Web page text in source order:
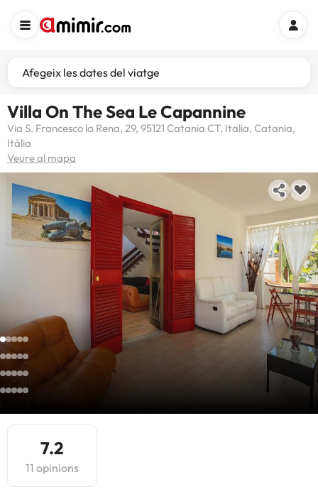
Afegeix les dates del viatge
Villa On The Sea Le Capannine
Via S. Francesco la Rena, 29, 95121 Catania CT, Italia, Catania,
Itàlia
Veure al mapa
7.2
11 opinions